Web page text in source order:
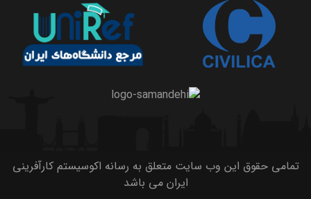
تمامی حقوق این وب سایت متعلق به رسانه اکوسیستم کارآفرینی
ایران می باشد